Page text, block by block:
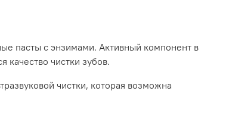
пасты с энзимами. Активный компонент в
качество чистки зубов.
чистки, которая возможна